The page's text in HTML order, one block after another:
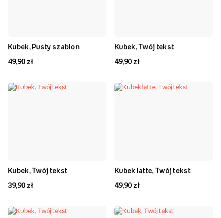
Kubek, Pusty szablon
49,90 zł
Kubek, Twój tekst
49,90 zł
Kubek, Twój tekst
39,90 zł
Kubek latte, Twój tekst
49,90 zł